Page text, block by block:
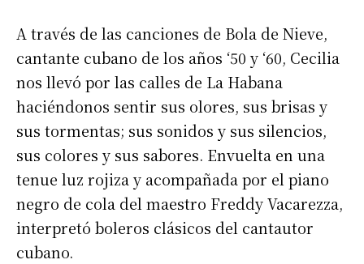
A través de las canciones de Bola de Nieve,
cantante cubano de los años ‘50 y ‘60, Cecilia
nos llevó por las calles de La Habana
haciéndonos sentir sus olores, sus brisas y
sus tormentas; sus sonidos y sus silencios,
sus colores y sus sabores. Envuelta en una
tenue luz rojiza y acompañada por el piano
negro de cola del maestro Freddy Vacarezza,
interpretó boleros clásicos del cantautor
cubano.